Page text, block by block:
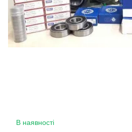
В наявності